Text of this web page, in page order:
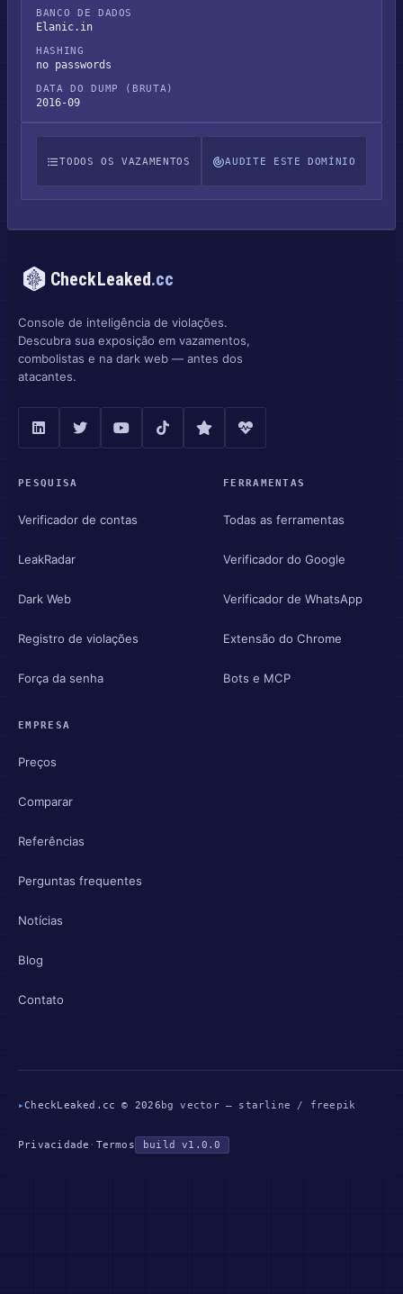
BANCO DE DADOS
Elanic.in
HASHING
no passwords
DATA DO DUMP (BRUTA)
2016-09
TODOS OS VAZAMENTOS AUDITE ESTE DOMÍNIO
CheckLeaked.cc
Console de inteligência de violações.
Descubra sua exposição em vazamentos,
combolistas e na dark web — antes dos
atacantes.
PESQUISA
Verificador de contas
LeakRadar
Dark Web
Registro de violações
Força da senha
FERRAMENTAS
Todas as ferramentas
Verificador do Google
Verificador de WhatsApp
Extensão do Chrome
Bots e MCP
EMPRESA
Preços
Comparar
Referências
Perguntas frequentes
Notícias
Blog
Contato
▸CheckLeaked.cc © 2026 bg vector — starline / freepik
Privacidade · Termos build v1.0.0